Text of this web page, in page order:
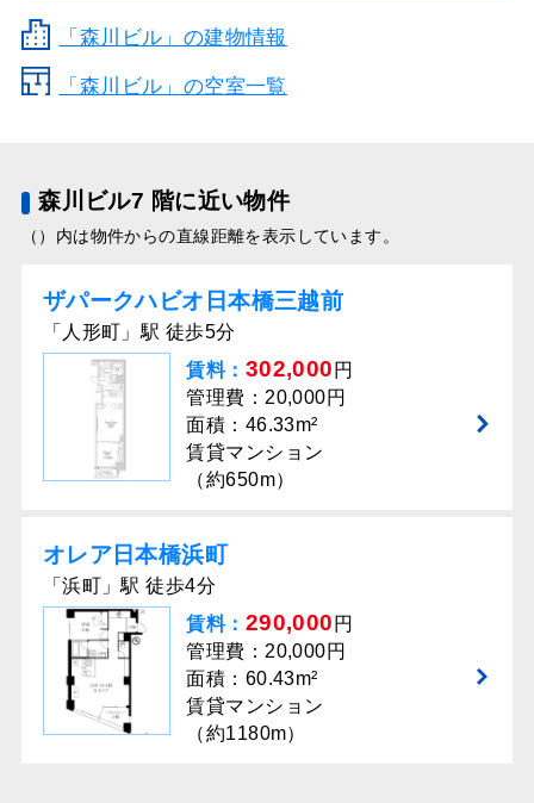
「森川ビル」の建物情報
「森川ビル」の空室一覧
森川ビル7 階に近い物件
（）内は物件からの直線距離を表示しています。
ザパークハビオ日本橋三越前
「人形町」駅 徒歩5分
賃料： 302,000 円
管理費：20,000円
面積：46.33m²
賃貸マンション
（約650m）
オレア⽇本橋浜町
「浜町」駅 徒歩4分
賃料： 290,000 円
管理費：20,000円
面積：60.43m²
賃貸マンション
（約1180m）